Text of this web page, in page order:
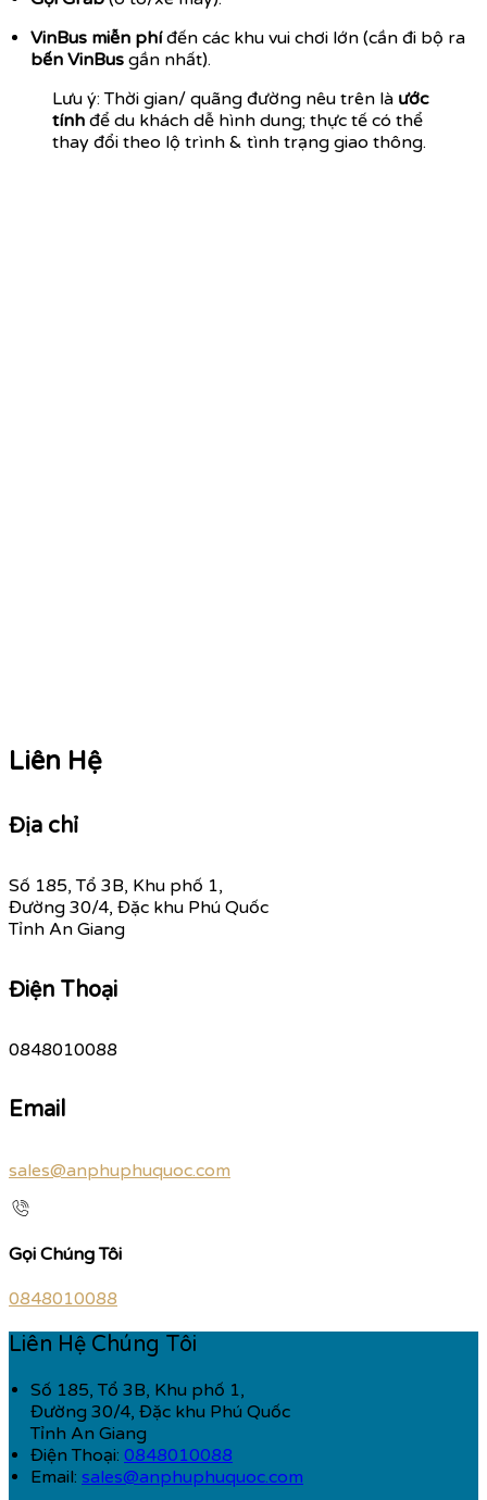
VinBus miễn phíđến các khu vui chơi lớn (cần đi bộ ra
bến VinBus gần nhất).
Lưu ý: Thời gian/ quãng đường nêu trên là ước
tính để du khách dễ hình dung; thực tế có thể
thay đổi theo lộ trình & tình trạng giao thông.
Liên Hệ
Địa chỉ
Số 185, Tổ 3B, Khu phố 1,
Đường 30/4, Đặc khu Phú Quốc
Tỉnh An Giang
Điện Thoại
0848010088
Email
sales@anphuphuquoc.com
Gọi Chúng Tôi
0848010088
Liên Hệ Chúng Tôi
Số 185, Tổ 3B, Khu phố 1,
Đường 30/4, Đặc khu Phú Quốc
Tỉnh An Giang
Điện Thoại: 0848010088
Email: sales@anphuphuquoc.com